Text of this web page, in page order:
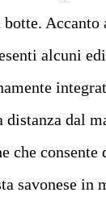
Accanto
alcuni
distanza dal
che consente
savonese in